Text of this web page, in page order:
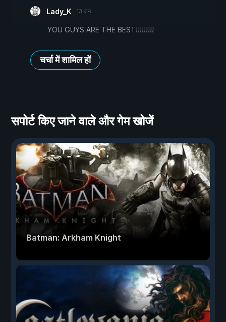
Lady_K 13 जन.
YOU GUYS ARE THE BEST!!!!!!!!!
चर्चा में शामिल हों
सपोर्ट किए जाने वाले और गेम खोजें
Batman: Arkham Knight